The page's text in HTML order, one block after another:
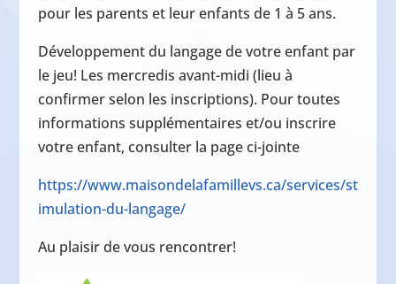
pour les parents et leur enfants de 1 à 5 ans.
Développement du langage de votre enfant par
le jeu! Les mercredis avant-midi (lieu à
confirmer selon les inscriptions). Pour toutes
informations supplémentaires et/ou inscrire
votre enfant, consulter la page ci-jointe
https://www.maisondelafamillevs.ca/services/st
imulation-du-langage/
Au plaisir de vous rencontrer!